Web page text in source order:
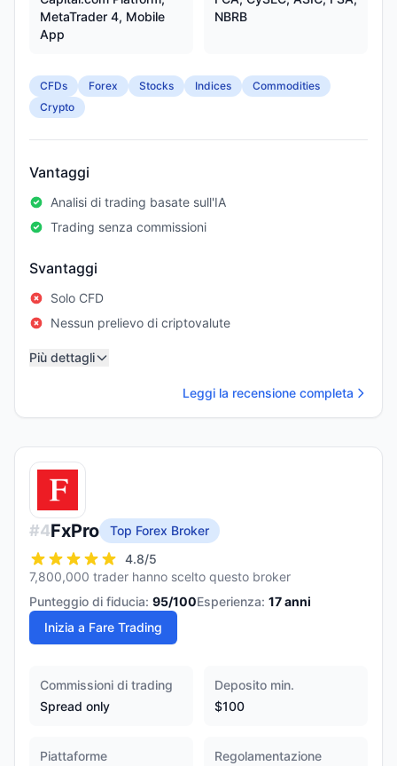
MetaTrader 4, Mobile
App
NBRB
CFDs Forex Stocks Indices
Commodities
Crypto
Vantaggi
Analisi di trading basate sull'IA
Trading senza commissioni
Svantaggi
Solo CFD
Nessun prelievo di criptovalute
Più dettagli
Leggi la recensione completa
#4FxPro
Top Forex Broker
4.8/5
7,800,000 trader hanno scelto questo broker
Punteggio di fiducia: 95/100Esperienza: 17anni
Inizia a Fare Trading
Commissioni di trading
Spread only
Deposito min.
$100
Piattaforme
Regolamentazione